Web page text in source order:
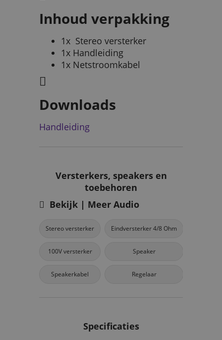
Inhoud verpakking
1x Stereo versterker
1x Handleiding
1x Netstroomkabel
Downloads
Handleiding
Versterkers, speakers en
toebehoren
Bekijk | Meer Audio
Stereo versterker Eindversterker 4/8 Ohm
100V versterker Speaker
Speakerkabel Regelaar
Specificaties